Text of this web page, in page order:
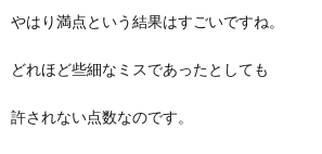
やはり満点という結果はすごいですね。
どれほど些細なミスであったとしても
許されない点数なのです。